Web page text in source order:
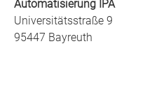
Automatisierung IPA
Universitätsstraße 9
95447 Bayreuth